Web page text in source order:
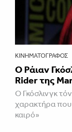
ΚΙΝΗΜΑΤΟΓΡΆΦΟΣ
Ο Ράιαν
Rider της
Ο Γκόσλινγκ
χαρακτήρα που
καιρό»